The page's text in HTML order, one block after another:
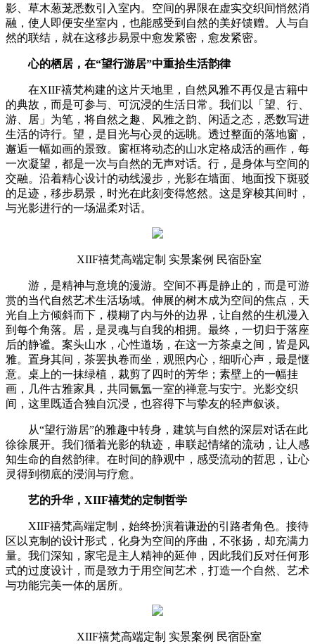
影、草木葱茏悉数引入室内。空间的界限在虚实交织间悄然消
融，使人即便安坐室内，也能感受到自然的美好馈赠。人与自
然的联结，就在这移步易景中愈发紧密，愈发紧密。
心的栖居，在“望行游居”中重拾生活韵律
在XIIF禧梵构建的这片天地里，自然风雅不再仅是古籍中
的典故，而是可参与、可沉浸的生活日常。我们以「望、行、
游、居」为笔，将自然之趣、风雅之韵、闲适之态，悉数写进
生活的诗行。望，是目光与心灵的远眺。透过整面的落地窗，
邂逅一幅如画的景致。窗框将动态的山水定格成活的画作，每
一次凝望，都是一次与自然的无声对话。行，是身体与空间的
交融。沿着精心设计的动线漫步，光影在墙面、地面投下斑驳
的足迹，移步易景，时光在此刻变得悠然。这是穿梭其间时，
与光影进行的一场温柔对话。
XIIF禧梵高端定制 实景案例 民宿卧室
游，是精神与意境的漫游。空间不再是静止的，而是可游
赏的当代自然艺术生活场域。伸展的树木成为空间的焦点，天
光自上方倾斜而下，模糊了内与外的边界，让自然的生机漫入
到每个角落。居，是灵魂与自我的相拥。最终，一切归于落座
后的静谧。案头山水，心性道场，在这一方茶桌之间，皆是风
雅。置身其间，茶罢执卷而坐，观照内心，细听心声，最是惬
意。桌上的一抹绿植，裁剪了四时的芳华；素壁上的一幅挂
画，几件古雅家具，共同氤氲一室的禅意与安宁。光影交织
间，这里既适合独自沉浸，也容得下与挚友的轻声叙谈。
从“望行游居”的雅趣中转身，建筑与自然的深层对话在此
徐徐展开。我们循着光影的轨迹，串联起情绪的流动，让人感
知生命的自然韵律。在时间的静观中，感受流动的哲思，让心
灵得到彻底的浸润与疗愈。
艺的升华，XIIF禧梵的定制哲学
XIIF禧梵高端定制，始终扮演着谦逊的引路者角色。接待
区以克制的设计形式，化身为空间的序曲，不张扬，却充满力
量。我们深知，家宅是主人精神的延伸，因此我们反对任何形
式的过度设计，而是致力于用空间艺术，打造一个自然、艺术
与功能完美一体的居所。
XIIF禧梵高端定制 实景案例 民宿卧室